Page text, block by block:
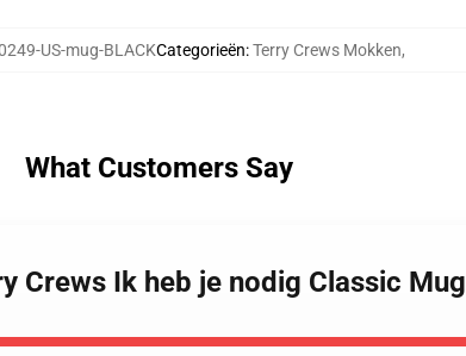
US-mug-BLACKCategorieën:Terry Crews Mokken,
What Customers Say
Crews Ik heb je nodig Classic Mug